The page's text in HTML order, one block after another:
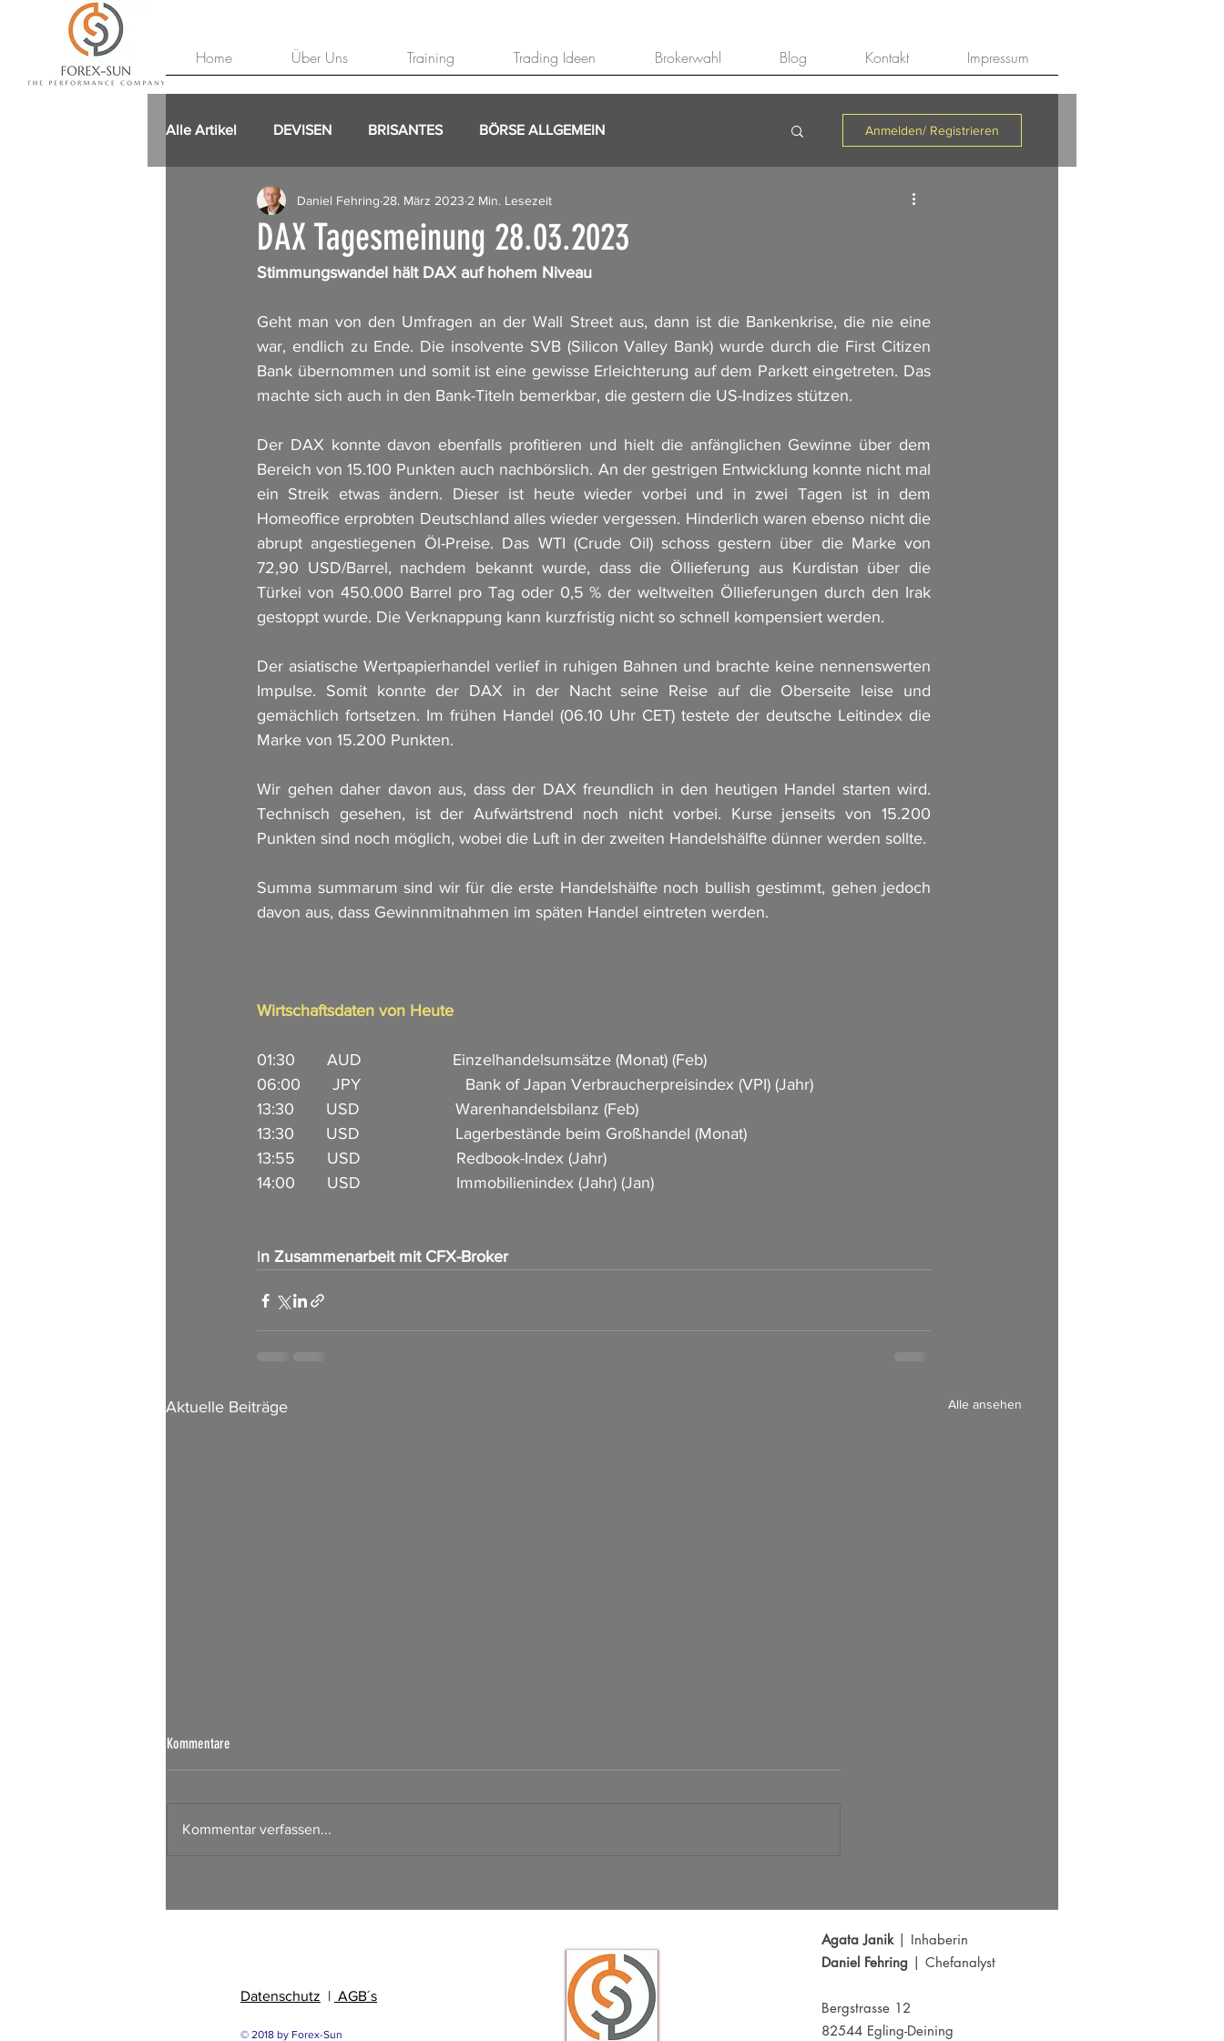
Home Über Uns Training Trading Ideen Brokerwahl Blog Kontakt Impressum
Alle Artikel DEVISEN BRISANTES BÖRSE ALLGEMEIN Anmelden/ Registrieren
DAX Tagesmeinung 28.03.2023
Daniel Fehring 28. März 2023 2 Min. Lesezeit
Stimmungswandel hält DAX auf hohem Niveau
Geht man von den Umfragen an der Wall Street aus, dann ist die Bankenkrise, die nie eine
war, endlich zu Ende. Die insolvente SVB (Silicon Valley Bank) wurde durch die First Citizen
Bank übernommen und somit ist eine gewisse Erleichterung auf dem Parkett eingetreten. Das
machte sich auch in den Bank-Titeln bemerkbar, die gestern die US-Indizes stützen.
Der DAX konnte davon ebenfalls profitieren und hielt die anfänglichen Gewinne über dem
Bereich von 15.100 Punkten auch nachbörslich. An der gestrigen Entwicklung konnte nicht mal
ein Streik etwas ändern. Dieser ist heute wieder vorbei und in zwei Tagen ist in dem
Homeoffice erprobten Deutschland alles wieder vergessen. Hinderlich waren ebenso nicht die
abrupt angestiegenen Öl-Preise. Das WTI (Crude Oil) schoss gestern über die Marke von
72,90 USD/Barrel, nachdem bekannt wurde, dass die Öllieferung aus Kurdistan über die
Türkei von 450.000 Barrel pro Tag oder 0,5 % der weltweiten Öllieferungen durch den Irak
gestoppt wurde. Die Verknappung kann kurzfristig nicht so schnell kompensiert werden.
Der asiatische Wertpapierhandel verlief in ruhigen Bahnen und brachte keine nennenswerten
Impulse. Somit konnte der DAX in der Nacht seine Reise auf die Oberseite leise und
gemächlich fortsetzen. Im frühen Handel (06.10 Uhr CET) testete der deutsche Leitindex die
Marke von 15.200 Punkten.
Wir gehen daher davon aus, dass der DAX freundlich in den heutigen Handel starten wird.
Technisch gesehen, ist der Aufwärtstrend noch nicht vorbei. Kurse jenseits von 15.200
Punkten sind noch möglich, wobei die Luft in der zweiten Handelshälfte dünner werden sollte.
Summa summarum sind wir für die erste Handelshälfte noch bullish gestimmt, gehen jedoch
davon aus, dass Gewinnmitnahmen im späten Handel eintreten werden.
Wirtschaftsdaten von Heute
01:30       AUD                    Einzelhandelsumsätze (Monat) (Feb)
06:00       JPY                       Bank of Japan Verbraucherpreisindex (VPI) (Jahr)
13:30       USD                     Warenhandelsbilanz (Feb)
13:30       USD                     Lagerbestände beim Großhandel (Monat)
13:55       USD                     Redbook-Index (Jahr)
14:00       USD                     Immobilienindex (Jahr) (Jan)
In Zusammenarbeit mit CFX-Broker
Aktuelle Beiträge Alle ansehen
Börsen Radar 07.08.2026
Kommentare
Kommentar verfassen...
Datenschutz AGB´s
© 2018 by Forex-Sun
Agata Janik| Inhaberin
Daniel Fehring | Chefanalyst
Bergstrasse 12
82544 Egling-Deining